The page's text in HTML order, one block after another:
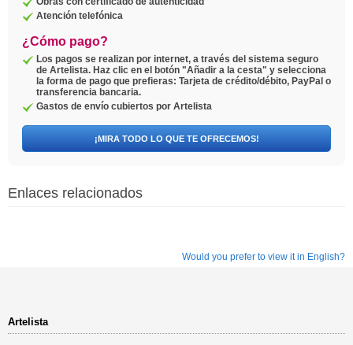
Atención telefónica
¿Cómo pago?
Los pagos se realizan por internet, a través del sistema seguro
de Artelista. Haz clic en el botón "Añadir a la cesta" y selecciona
la forma de pago que prefieras: Tarjeta de crédito/débito, PayPal o
transferencia bancaria.
Gastos de envío cubiertos por Artelista
¡MIRA TODO LO QUE TE OFRECEMOS!
Enlaces relacionados
Would you prefer to view it in English?
Artelista